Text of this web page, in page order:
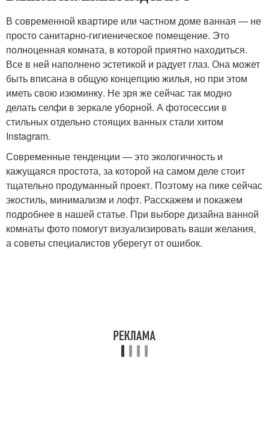
В современной квартире или частном доме ванная — не
просто санитарно-гигиеническое помещение. Это
полноценная комната, в которой приятно находиться.
Все в ней наполнено эстетикой и радует глаз. Она может
быть вписана в общую концепцию жилья, но при этом
иметь свою изюминку. Не зря же сейчас так модно
делать селфи в зеркале уборной. А фотосессии в
стильных отдельно стоящих ванных стали хитом
Instagram.
Современные тенденции — это экологичность и
кажущаяся простота, за которой на самом деле стоит
тщательно продуманный проект. Поэтому на пике сейчас
экостиль, минимализм и лофт. Расскажем и покажем
подробнее в нашей статье. При выборе дизайна ванной
комнаты фото помогут визуализировать ваши желания,
а советы специалистов уберегут от ошибок.